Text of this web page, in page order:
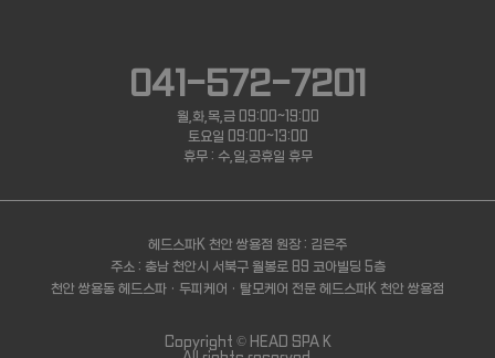
041-572-7201
월,화,목,금 09:00~19:00
토요일 09:00~13:00
휴무 : 수,일,공휴일 휴무
헤드스파K 천안 쌍용점 원장 : 김은주
주소 : 충남 천안시 서북구 월봉로 89 코아빌딩 5층
천안 쌍용동 헤드스파 · 두피케어 · 탈모케어 전문 헤드스파K 천안 쌍용점
Copyright © HEAD SPA K